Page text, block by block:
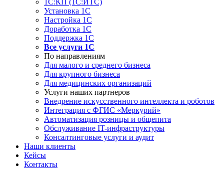
1С:КП (1С:ИТС)
Установка 1С
Настройка 1С
Доработка 1С
Поддержка 1С
Все услуги 1С
По направлениям
Для малого и среднего бизнеса
Для крупного бизнеса
Для медицинских организаций
Услуги наших партнеров
Внедрение искусственного интеллекта и роботов
Интеграция с ФГИС «Меркурий»
Автоматизация розницы и общепита
Обслуживание IT-инфраструктуры
Консалтинговые услуги и аудит
Наши клиенты
Кейсы
Контакты